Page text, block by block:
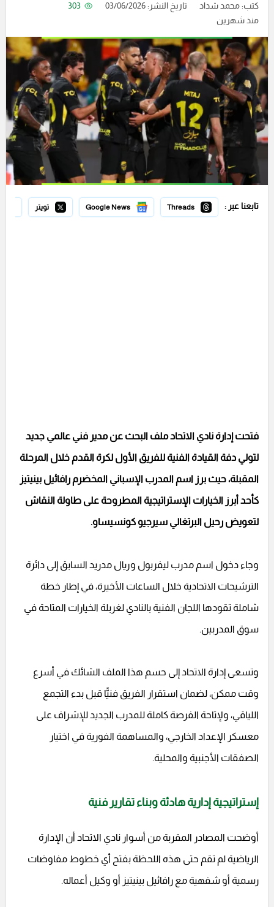
كتب:محمد شداد تاريخ النشر: 03/06/2026
303
منذ شهرين
تابعنا عبر : Threads
Google News تويتر
فتحت إدارة نادي الاتحاد ملف البحث عن مدير فني عالمي جديد
لتولي دفة القيادة الفنية للفريق الأول لكرة القدم خلال المرحلة
المقبلة، حيث برز اسم المدرب الإسباني المخضرم رافائيل بينيتيز
كأحد أبرز الخيارات الإستراتيجية المطروحة على طاولة النقاش
لتعويض رحيل البرتغالي سيرجيو كونسيساو.
وجاء دخول اسم مدرب ليفربول وريال مدريد السابق إلى دائرة
الترشيحات الاتحادية خلال الساعات الأخيرة، في إطار خطة
شاملة تقودها اللجان الفنية بالنادي لغربلة الخيارات المتاحة في
سوق المدربين.
وتسعى إدارة الاتحاد إلى حسم هذا الملف الشائك في أسرع
وقت ممكن، لضمان استقرار الفريق فنيًّا قبل بدء التجمع
اللياقي، ولإتاحة الفرصة كاملة للمدرب الجديد للإشراف على
معسكر الإعداد الخارجي، والمساهمة الفورية في اختيار
الصفقات الأجنبية والمحلية.
إستراتيجية إدارية هادئة وبناء تقارير فنية
أوضحت المصادر المقربة من أسوار نادي الاتحاد أن الإدارة
الرياضية لم تقم حتى هذه اللحظة بفتح أي خطوط مفاوضات
رسمية أو شفهية مع رافائيل بينيتيز أو وكيل أعماله.